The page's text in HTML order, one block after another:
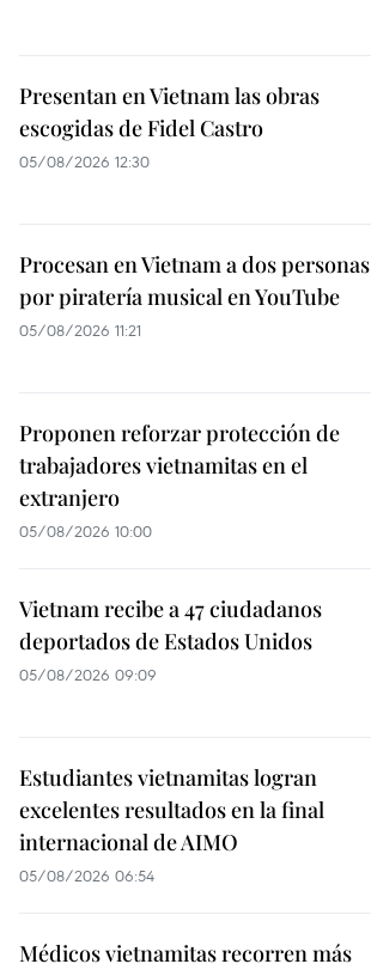
Presentan en Vietnam las obras
escogidas de Fidel Castro
05/08/2026 12:30
Procesan en Vietnam a dos personas
por piratería musical en YouTube
05/08/2026 11:21
Proponen reforzar protección de
trabajadores vietnamitas en el
extranjero
05/08/2026 10:00
Vietnam recibe a 47 ciudadanos
deportados de Estados Unidos
05/08/2026 09:09
Estudiantes vietnamitas logran
excelentes resultados en la final
internacional de AIMO
05/08/2026 06:54
Médicos vietnamitas recorren más